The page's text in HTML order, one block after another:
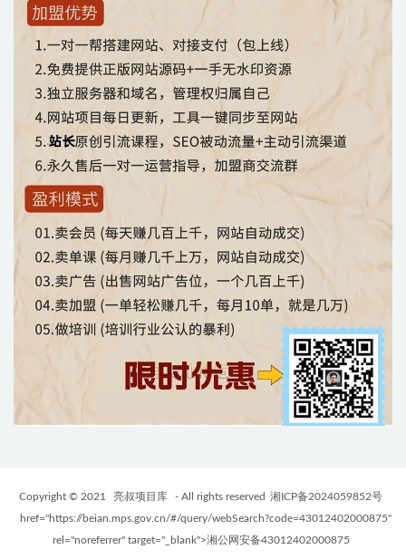
Copyright © 2021 亮叔项目库 - All rights reserved 湘ICP备2024059852号
href="https://beian.mps.gov.cn/#/query/webSearch?code=43012402000875"
rel="noreferrer" target="_blank">湘公网安备43012402000875